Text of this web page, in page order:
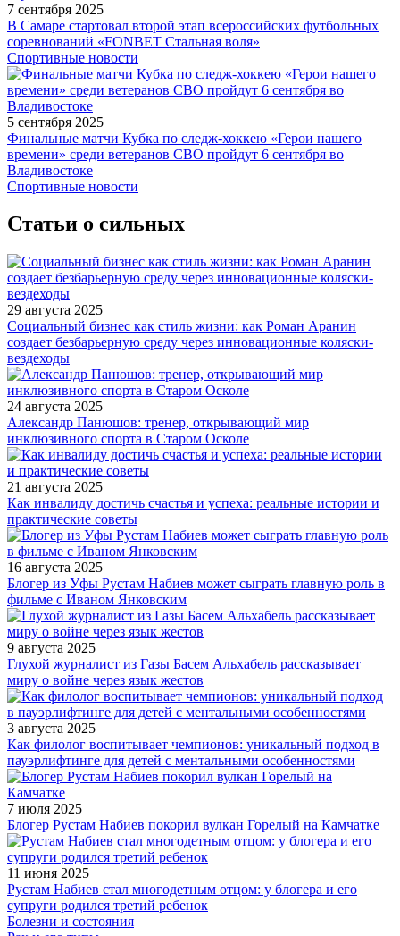
7 сентября 2025
В Самаре стартовал второй этап всероссийских футбольных
соревнований «FONBET Стальная воля»
Спортивные новости
5 сентября 2025
Финальные матчи Кубка по следж-хоккею «Герои нашего
времени» среди ветеранов СВО пройдут 6 сентября во
Владивостоке
Спортивные новости
Статьи о сильных
29 августа 2025
Социальный бизнес как стиль жизни: как Роман Аранин
создает безбарьерную среду через инновационные коляски-
вездеходы
24 августа 2025
Александр Панюшов: тренер, открывающий мир
инклюзивного спорта в Старом Осколе
21 августа 2025
Как инвалиду достичь счастья и успеха: реальные истории и
практические советы
16 августа 2025
Блогер из Уфы Рустам Набиев может сыграть главную роль в
фильме с Иваном Янковским
9 августа 2025
Глухой журналист из Газы Басем Альхабель рассказывает
миру о войне через язык жестов
3 августа 2025
Как филолог воспитывает чемпионов: уникальный подход в
пауэрлифтинге для детей с ментальными особенностями
7 июля 2025
Блогер Рустам Набиев покорил вулкан Горелый на Камчатке
11 июня 2025
Рустам Набиев стал многодетным отцом: у блогера и его
супруги родился третий ребенок
Болезни и состояния